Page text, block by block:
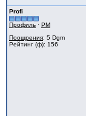
Profi
Профиль · PM
Поощрения: 5 Dgm
Рейтинг (ф): 156